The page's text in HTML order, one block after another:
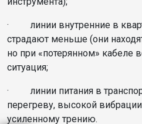
· линии внутренние в
страдают меньше (они
но при «потерянном» кабеле
ситуация;
· линии питания в
перегреву, высокой
усиленному трению.